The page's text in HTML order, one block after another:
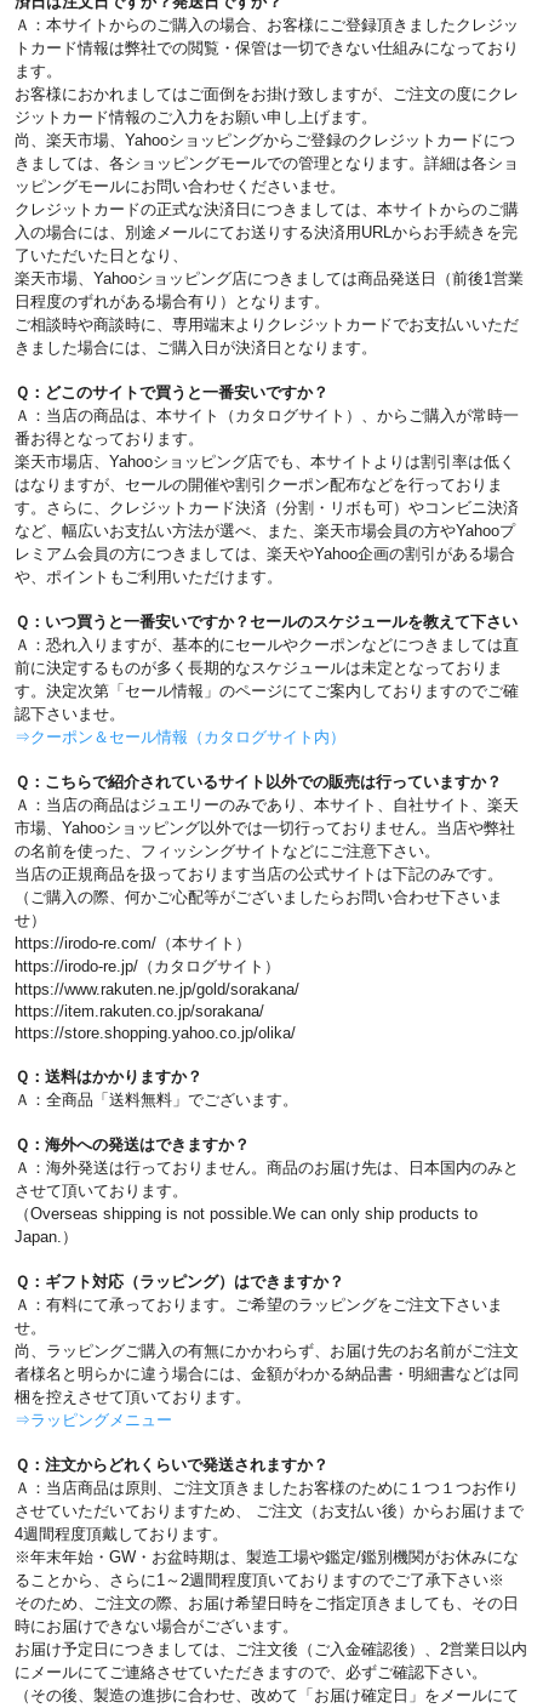
Ａ：本サイトからのご購入の場合、お客様にご登録頂きましたクレジッ
トカード情報は弊社での閲覧・保管は一切できない仕組みになっており
ます。
お客様におかれましてはご面倒をお掛け致しますが、ご注文の度にクレ
ジットカード情報のご入力をお願い申し上げます。
尚、楽天市場、Yahooショッピングからご登録のクレジットカードにつ
きましては、各ショッピングモールでの管理となります。詳細は各ショ
ッピングモールにお問い合わせくださいませ。
クレジットカードの正式な決済日につきましては、本サイトからのご購
入の場合には、別途メールにてお送りする決済用URLからお手続きを完
了いただいた日となり、
楽天市場、Yahooショッピング店につきましては商品発送日（前後1営業
日程度のずれがある場合有り）となります。
ご相談時や商談時に、専用端末よりクレジットカードでお支払いいただ
きました場合には、ご購入日が決済日となります。
Ｑ：どこのサイトで買うと一番安いですか？
Ａ：当店の商品は、本サイト（カタログサイト）、からご購入が常時一
番お得となっております。
楽天市場店、Yahooショッピング店でも、本サイトよりは割引率は低く
はなりますが、セールの開催や割引クーポン配布などを行っておりま
す。さらに、クレジットカード決済（分割・リボも可）やコンビニ決済
など、幅広いお支払い方法が選べ、また、楽天市場会員の方やYahooプ
レミアム会員の方につきましては、楽天やYahoo企画の割引がある場合
や、ポイントもご利用いただけます。
Ｑ：いつ買うと一番安いですか？セールのスケジュールを教えて下さい
Ａ：恐れ入りますが、基本的にセールやクーポンなどにつきましては直
前に決定するものが多く長期的なスケジュールは未定となっておりま
す。決定次第「セール情報」のページにてご案内しておりますのでご確
認下さいませ。
⇒クーポン＆セール情報（カタログサイト内）
Ｑ：こちらで紹介されているサイト以外での販売は行っていますか？
Ａ：当店の商品はジュエリーのみであり、本サイト、自社サイト、楽天
市場、Yahooショッピング以外では一切行っておりません。当店や弊社
の名前を使った、フィッシングサイトなどにご注意下さい。
当店の正規商品を扱っております当店の公式サイトは下記のみです。
（ご購入の際、何かご心配等がございましたらお問い合わせ下さいま
せ）
https://irodo-re.com/（本サイト）
https://irodo-re.jp/（カタログサイト）
https://www.rakuten.ne.jp/gold/sorakana/
https://item.rakuten.co.jp/sorakana/
https://store.shopping.yahoo.co.jp/olika/
Ｑ：送料はかかりますか？
Ａ：全商品「送料無料」でございます。
Ｑ：海外への発送はできますか？
Ａ：海外発送は行っておりません。商品のお届け先は、日本国内のみと
させて頂いております。
（Overseas shipping is not possible.We can only ship products to
Japan.）
Ｑ：ギフト対応（ラッピング）はできますか？
Ａ：有料にて承っております。ご希望のラッピングをご注文下さいま
せ。
尚、ラッピングご購入の有無にかかわらず、お届け先のお名前がご注文
者様名と明らかに違う場合には、金額がわかる納品書・明細書などは同
梱を控えさせて頂いております。
⇒ラッピングメニュー
Ｑ：注文からどれくらいで発送されますか？
Ａ：当店商品は原則、ご注文頂きましたお客様のために１つ１つお作り
させていただいておりますため、 ご注文（お支払い後）からお届けまで
4週間程度頂戴しております。
※年末年始・GW・お盆時期は、製造工場や鑑定/鑑別機関がお休みにな
ることから、さらに1～2週間程度頂いておりますのでご了承下さい※
そのため、ご注文の際、お届け希望日時をご指定頂きましても、その日
時にお届けできない場合がございます。
お届け予定日につきましては、ご注文後（ご入金確認後）、2営業日以内
にメールにてご連絡させていただきますので、必ずご確認下さい。
（その後、製造の進捗に合わせ、改めて「お届け確定日」をメールにて